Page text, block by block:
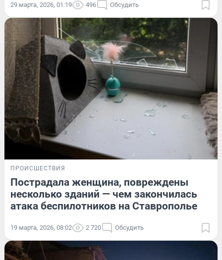
29 марта, 2026, 01:19 496 Обсудить
ПРОИСШЕСТВИЯ
Пострадала женщина, повреждены
несколько зданий — чем закончилась
атака беспилотников на Ставрополье
19 марта, 2026, 08:02 2 720 Обсудить